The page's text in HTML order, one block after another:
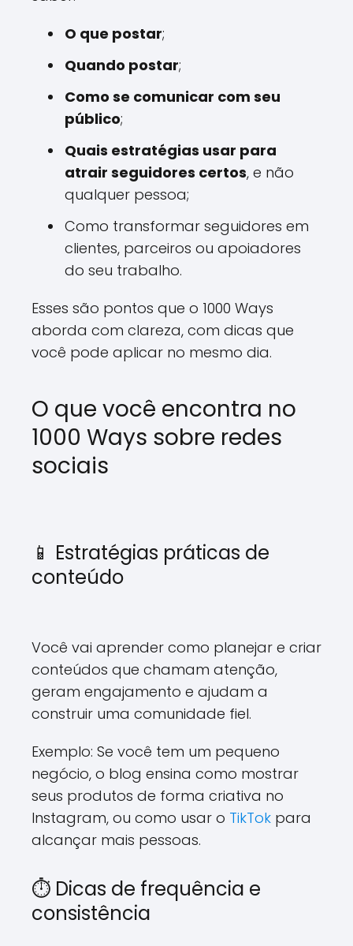
O que postar;
Quando postar;
Como se comunicar com seu
público;
Quais estratégias usar para
atrair seguidores certos, e não
qualquer pessoa;
Como transformar seguidores em
clientes, parceiros ou apoiadores
do seu trabalho.
Esses são pontos que o 1000 Ways
aborda com clareza, com dicas que
você pode aplicar no mesmo dia.
O que você encontra no
1000 Ways sobre redes
sociais
📱 Estratégias práticas de
conteúdo
Você vai aprender como planejar e criar
conteúdos que chamam atenção,
geram engajamento e ajudam a
construir uma comunidade fiel.
Exemplo: Se você tem um pequeno
negócio, o blog ensina como mostrar
seus produtos de forma criativa no
Instagram, ou como usar o TikTok para
alcançar mais pessoas.
⏱ Dicas de frequência e
consistência